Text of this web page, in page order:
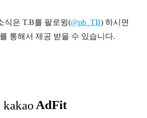
식은 T.B를 팔로윙(@ph_TB) 하시면
통해서 제공 받을 수 있습니다.